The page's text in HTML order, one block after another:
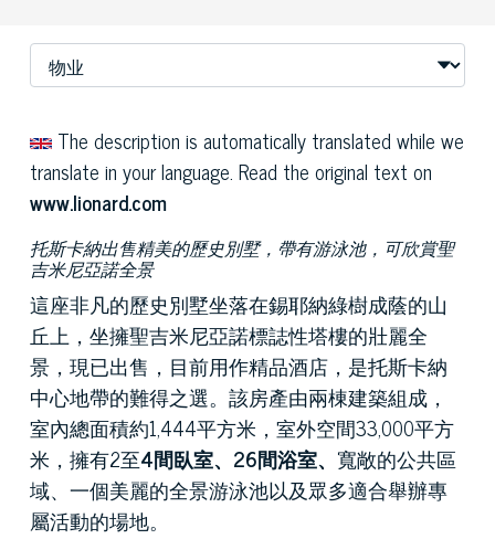
The description is automatically translated while we
translate in your language. Read the original text on
www.lionard.com
托斯卡納出售精美的歷史別墅，帶有游泳池，可欣賞聖
吉米尼亞諾全景
這座非凡的歷史別墅坐落在錫耶納綠樹成蔭的山
丘上，坐擁聖吉米尼亞諾標誌性塔樓的壯麗全
景，現已出售，目前用作精品酒店，是托斯卡納
中心地帶的難得之選。該房產由兩棟建築組成，
室內總面積約1,444平方米，室外空間33,000平方
米，擁有2至4間臥室、26間浴室、 寬敞的公共區
域、一個美麗的全景游泳池以及眾多適合舉辦專
屬活動的場地。